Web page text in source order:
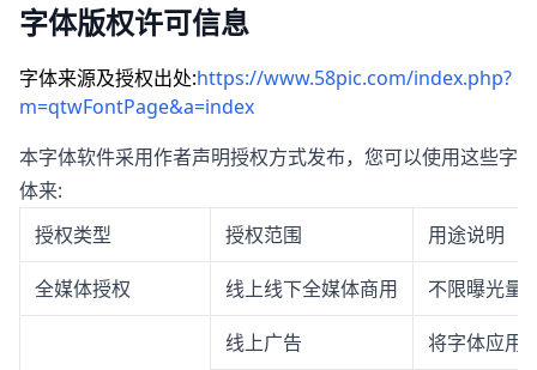
字体版权许可信息
字体来源及授权出处:https://www.58pic.com/index.php?
m=qtwFontPage&a=index
本字体软件采用作者声明授权方式发布，您可以使用这些字
体来:
授权类型
授权范围 用途说明
全媒体授权 线上线下全媒体商用 不限曝光量
线上广告 将字体应用